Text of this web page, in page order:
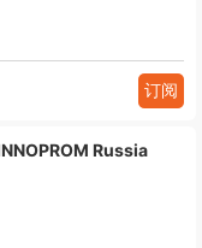
订阅
Russia